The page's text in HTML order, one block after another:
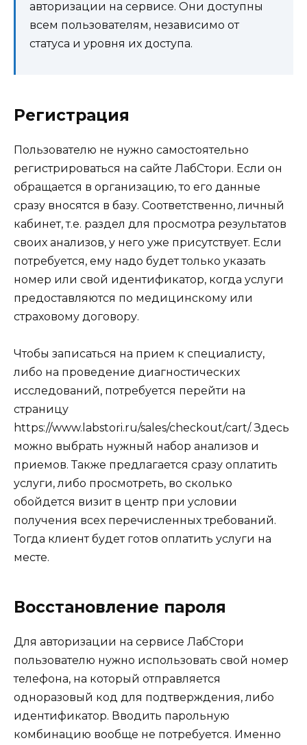
авторизации на сервисе. Они доступны
всем пользователям, независимо от
статуса и уровня их доступа.
Регистрация
Пользователю не нужно самостоятельно
регистрироваться на сайте ЛабСтори. Если он
обращается в организацию, то его данные
сразу вносятся в базу. Соответственно, личный
кабинет, т.е. раздел для просмотра результатов
своих анализов, у него уже присутствует. Если
потребуется, ему надо будет только указать
номер или свой идентификатор, когда услуги
предоставляются по медицинскому или
страховому договору.
Чтобы записаться на прием к специалисту,
либо на проведение диагностических
исследований, потребуется перейти на
страницу
https://www.labstori.ru/sales/checkout/cart/. Здесь
можно выбрать нужный набор анализов и
приемов. Также предлагается сразу оплатить
услуги, либо просмотреть, во сколько
обойдется визит в центр при условии
получения всех перечисленных требований.
Тогда клиент будет готов оплатить услуги на
месте.
Восстановление пароля
Для авторизации на сервисе ЛабСтори
пользователю нужно использовать свой номер
телефона, на который отправляется
одноразовый код для подтверждения, либо
идентификатор. Вводить парольную
комбинацию вообще не потребуется. Именно